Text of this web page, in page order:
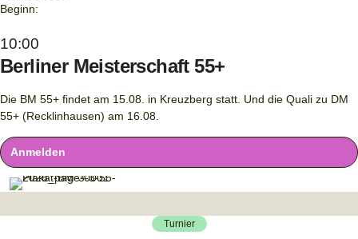
Beginn:
10:00
Berliner Meisterschaft 55+
Die BM 55+ findet am 15.08. in Kreuzberg statt. Und die Quali zu DM
55+ (Recklinhausen) am 16.08.
Anmelden
Turnier